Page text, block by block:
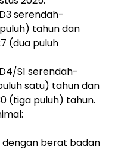
serendah-
tahun dan
(dua puluh
S1 serendah-
satu) tahun dan
(tiga puluh) tahun.
dengan berat badan